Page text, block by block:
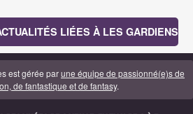
LIÉES À LES GARDIENS
est gérée parune équipe de passionné(e)s de
de fantastique et de fantasy.